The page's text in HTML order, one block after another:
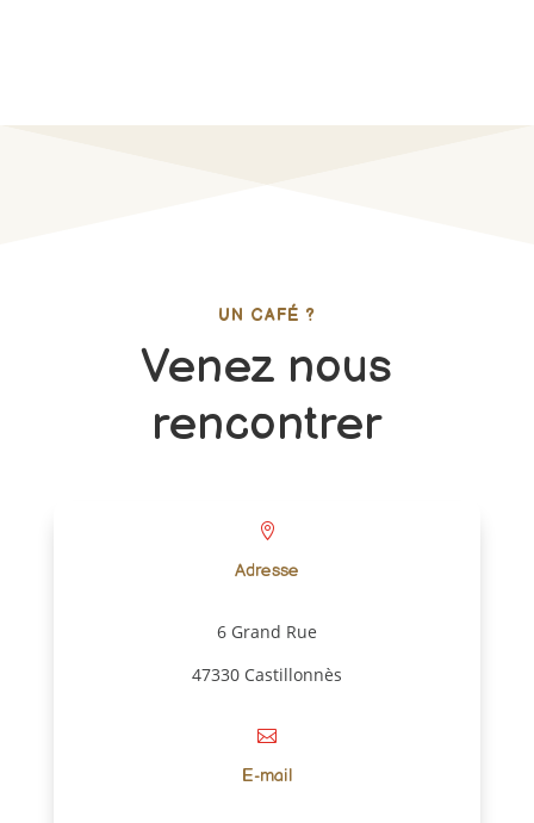
UN CAFÉ ?
Venez nous
rencontrer

Adresse
6 Grand Rue
47330 Castillonnès

E-mail